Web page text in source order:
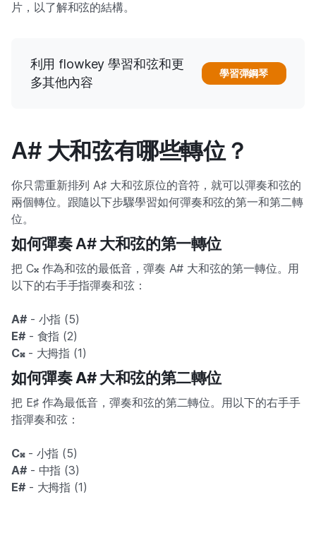
片，以了解和弦的結構。
利用 flowkey 學習和弦和更
多其他內容
學習彈鋼琴
A# 大和弦有哪些轉位？
你只需重新排列 A♯ 大和弦原位的音符，就可以彈奏和弦的
兩個轉位。跟隨以下步驟學習如何彈奏和弦的第一和第二轉
位。
如何彈奏 A# 大和弦的第一轉位
把 C𝄪 作為和弦的最低音，彈奏 A# 大和弦的第一轉位。用
以下的右手手指彈奏和弦：
A#- 小指 (5)
E#- 食指 (2)
C𝄪- 大拇指 (1)
如何彈奏 A# 大和弦的第二轉位
把 E♯ 作為最低音，彈奏和弦的第二轉位。用以下的右手手
指彈奏和弦：
C𝄪- 小指 (5)
A#- 中指 (3)
E#- 大拇指 (1)